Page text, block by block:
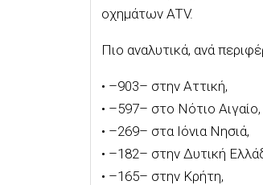
οχημάτων ATV.
Πιο αναλυτικά, ανά
• –903– στην Αττική,
• –597– στο Νότιο Αιγαίο,
• –269– στα Ιόνια Νησιά,
• –182– στην Δυτική
• –165– στην Κρήτη,